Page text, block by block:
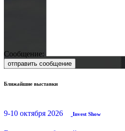
Сообщение:
отправить сообщение
Ближайшие выставки
9-10 октября 2026 Invest Show